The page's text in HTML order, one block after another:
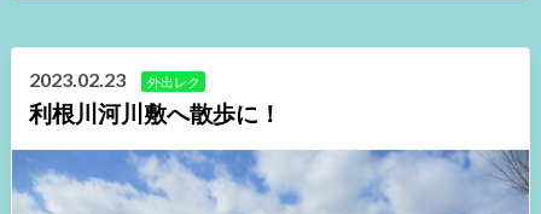
2023.02.23 外出レク
利根川河川敷へ散歩に！